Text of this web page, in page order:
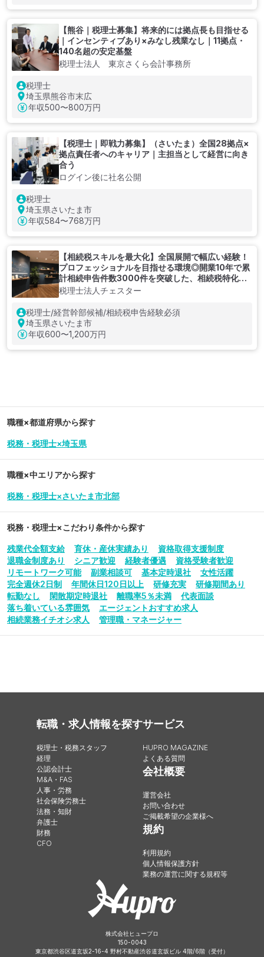
【熊谷｜税理士募集】将来的には拠点長も目指せる
｜インセンティブあり×みなし残業なし｜11拠点・
140名超の安定基盤
税理士法人 東京さくら会計事務所
税理士
埼玉県熊谷市末広
年収500〜800万円
【税理士｜即戦力募集】（さいたま）全国28拠点×
拠点責任者へのキャリア｜主担当として経営に向き
合う
ログイン後に社名公開
税理士
埼玉県さいたま市
年収584〜768万円
【相続税スキルを最大化】全国展開で幅広い経験！
プロフェッショナルを目指せる環境◎開業10年で累
計相続申告件数3000件を突破した、相続税特化の
税理士法人
税理士法人チェスター
税理士/経営幹部候補/相続税申告経験必須
埼玉県さいたま市
年収600〜1,200万円
職種×都道府県から探す
税務・税理士×埼玉県
職種×中エリアから探す
税務・税理士×さいたま市北部
税務・税理士×こだわり条件から探す
残業代全額支給 育休・産休実績あり
資格取得支援制度
退職金制度あり
シニア歓迎 経験者優遇
資格受験者歓迎
リモートワーク可能
副業相談可 基本定時退社
女性活躍
完全週休2日制
年間休日120日以上 研修充実
研修期間あり
転勤なし
閑散期定時退社 離職率5％未満
代表面談
落ち着いている雰囲気
エージェントおすすめ求人
相続業務イチオシ求人
管理職・マネージャー
転職・求人情報を探す
税理士・税務スタッフ
経理
公認会計士
M&A・FAS
人事・労務
社会保険労務士
法務・知財
弁護士
財務
CFO
サービス
HUPRO MAGAZINE
よくある質問
会社概要
運営会社
お問い合わせ
ご掲載希望の企業様へ
規約
利用規約
個人情報保護方針
業務の運営に関する規程等
株式会社ヒュープロ
150-0043
東京都渋谷区道玄坂2-16-4 野村不動産渋谷道玄坂ビル 4階/6階（受付）